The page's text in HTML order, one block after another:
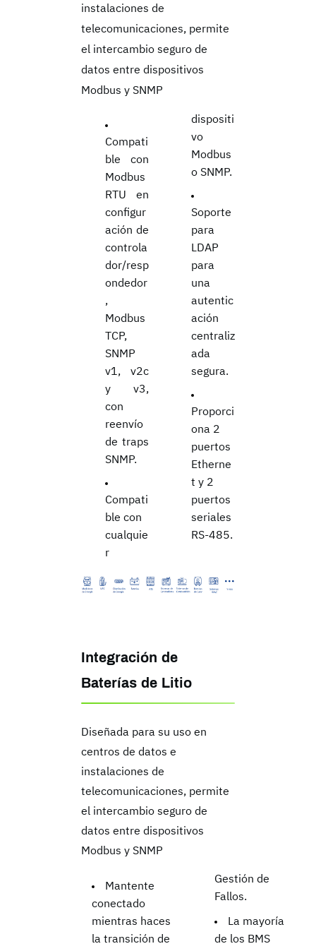
instalaciones de
telecomunicaciones, permite
el intercambio seguro de
datos entre dispositivos
Modbus y SNMP
Compati
ble con
Modbus
RTU en
configur
ación de
controla
dor/resp
ondedor
,
Modbus
TCP,
SNMP
v1, v2c
y v3,
con
reenvío
de traps
SNMP.
Compati
ble con
cualquie
r
dispositi
vo
Modbus
o SNMP.
Soporte
para
LDAP
para
una
autentic
ación
centraliz
ada
segura.
Proporci
ona 2
puertos
Etherne
t y 2
puertos
seriales
RS-485.
Integración de
Baterías de Litio
Diseñada para su uso en
centros de datos e
instalaciones de
telecomunicaciones, permite
el intercambio seguro de
datos entre dispositivos
Modbus y SNMP
Mantente
conectado
mientras haces
la transición de
Gestión de
Fallos.
La mayoría
de los BMS